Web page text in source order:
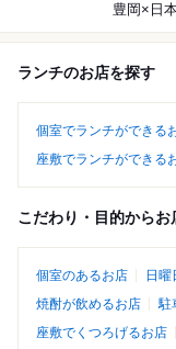
豊岡×日
ランチのお店を探す
個室でランチができる
座敷でランチができる
こだわり・目的からお
個室のあるお店 日
焼酎が飲めるお店
駐
座敷でくつろげるお店